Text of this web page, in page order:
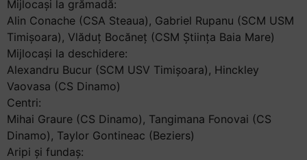
Mijlocași la grămadă:
Alin Conache (CSA Steaua), Gabriel Rupanu (SCM USM
Timișoara), Vlăduț Bocăneț (CSM Știința Baia Mare)
Mijlocași la deschidere:
Alexandru Bucur (SCM USV Timișoara), Hinckley
Vaovasa (CS Dinamo)
Centri:
Mihai Graure (CS Dinamo), Tangimana Fonovai (CS
Dinamo), Taylor Gontineac (Beziers)
Aripi și fundaș: